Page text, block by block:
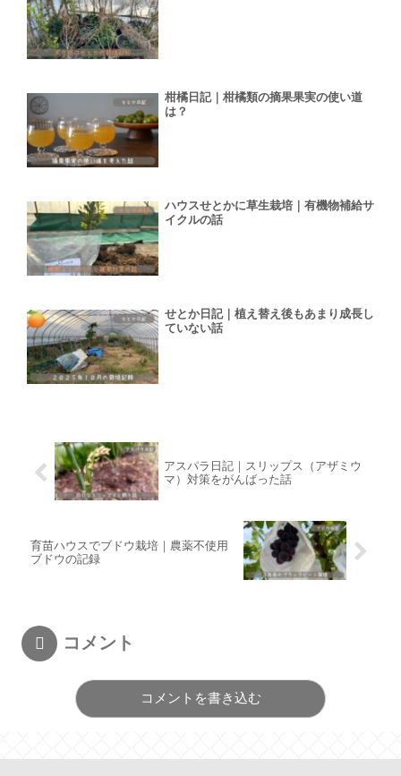
柑橘日記｜柑橘類の摘果果実の使い道
は？
ハウスせとかに草生栽培｜有機物補給サ
イクルの話
せとか日記｜植え替え後もあまり成長し
ていない話
アスパラ日記｜スリップス（アザミウ
マ）対策をがんばった話
育苗ハウスでブドウ栽培｜農薬不使用
ブドウの記録
コメント
コメントを書き込む